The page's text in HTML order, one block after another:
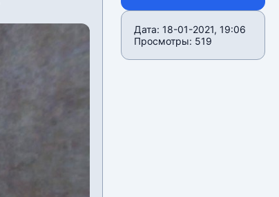
Дата: 18-01-2021, 19:06
Просмотры: 519